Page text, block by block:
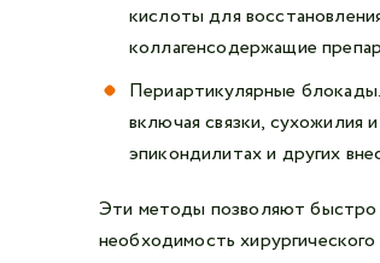
кислоты для
коллагенсодержащие
Периартикулярные
включая связки, сухожилия
эпикондилитах и других
Эти методы позволяют быстро
необходимость